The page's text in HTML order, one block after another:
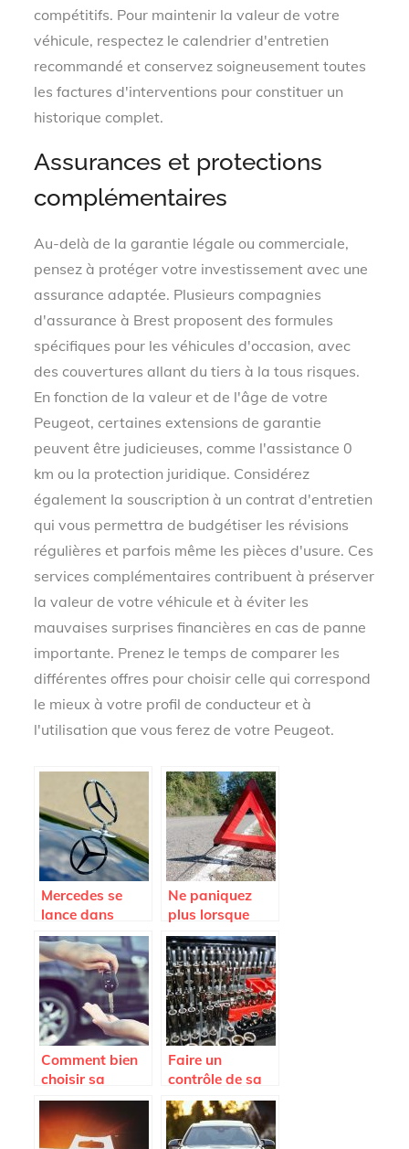
compétitifs. Pour maintenir la valeur de votre
véhicule, respectez le calendrier d'entretien
recommandé et conservez soigneusement toutes
les factures d'interventions pour constituer un
historique complet.
Assurances et protections
complémentaires
Au-delà de la garantie légale ou commerciale,
pensez à protéger votre investissement avec une
assurance adaptée. Plusieurs compagnies
d'assurance à Brest proposent des formules
spécifiques pour les véhicules d'occasion, avec
des couvertures allant du tiers à la tous risques.
En fonction de la valeur et de l'âge de votre
Peugeot, certaines extensions de garantie
peuvent être judicieuses, comme l'assistance 0
km ou la protection juridique. Considérez
également la souscription à un contrat d'entretien
qui vous permettra de budgétiser les révisions
régulières et parfois même les pièces d'usure. Ces
services complémentaires contribuent à préserver
la valeur de votre véhicule et à éviter les
mauvaises surprises financières en cas de panne
importante. Prenez le temps de comparer les
différentes offres pour choisir celle qui correspond
le mieux à votre profil de conducteur et à
l'utilisation que vous ferez de votre Peugeot.
Mercedes se
lance dans
l’électrique avec
le modèle EQ et
d’autres à venir
Ne paniquez
plus lorsque
vous tombez en
panne; appelez
la fourrière
Comment bien
choisir sa
voiture ?
Faire un
contrôle de sa
voiture pour
rouler en toute
sécurité